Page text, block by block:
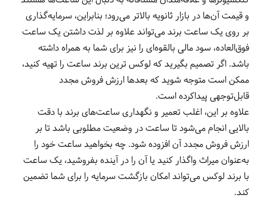
و قیمت آن‌ها در بازار ثانویه بالاتر می‌رود؛ بنابراین، سرمایه‌گذاری
بر روی یک ساعت برند می‌تواند علاوه بر لذت داشتن یک ساعت
فوق‌العاده، سود مالی بالقوه‌ای را نیز برای شما به همراه داشته
باشد. اگر تصمیم بگیرید که لوکس ترین برند ساعت را تهیه کنید،
ممکن است متوجه شوید که بعدها ارزش فروش مجدد
قابل‌توجهی پیداکرده است.
علاوه بر این، اغلب تعمیر و نگهداری ساعت‌های برند با دقت
بالایی انجام می‌شود تا ساعت در وضعیت مطلوبی باشد تا بر
ارزش فروش مجدد آن‌ افزوده شود. چه بخواهید ساعت خود را
به‌عنوان میراث واگذار کنید یا آن را در آینده بفروشید، یک ساعت
با برند لوکس می‌تواند امکان بازگشت سرمایه را برای شما تضمین
کند.